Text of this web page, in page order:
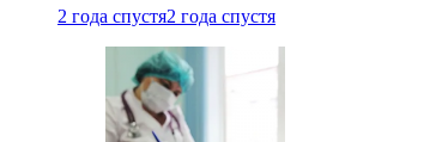
2 года спустя2 года спустя